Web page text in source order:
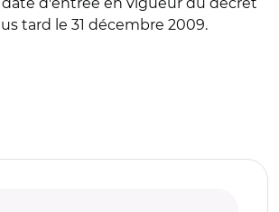
tard le 31 décembre 2009.